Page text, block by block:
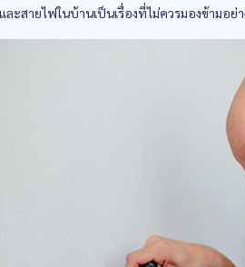
ะสายไฟในบ้านเป็นเรื่องที่ไม่ควรมองข้ามอย่า